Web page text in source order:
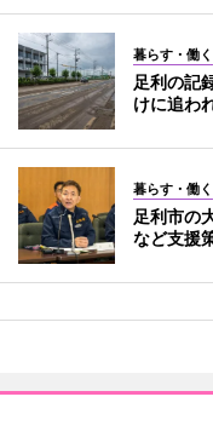
暮らす・働く
足利の記
けに追わ
暮らす・働く
足利市の
など支援